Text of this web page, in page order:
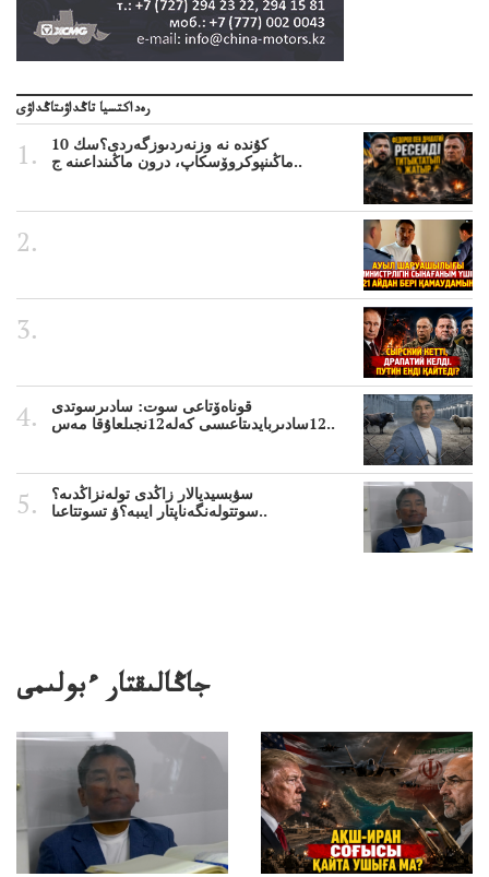
رەداكتسيا تاڭداۋىتاڭداۋى
10 كۇندە نە وزنەردىوزگەردى؟سك
ماڭىنپوكروۆسكاپ، درون ماڭىنداعىنە ج..
قوناەۆتاعى سوت: سادىرسوتدى
12سادىربايدىتاعىسى كەلە12نجىلعاۇقا مەس..
سۋبسيديالار زاڭدى تولەنزاڭدىە؟
سوتتولەنگەناپتار ايىبە؟ۋ تسوتتاعىا..
جاڭالىقتار ءبولىمى